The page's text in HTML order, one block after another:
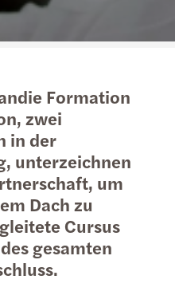
Formation
zwei
in der
unterzeichnen
um
Dach zu
Cursus
gesamten